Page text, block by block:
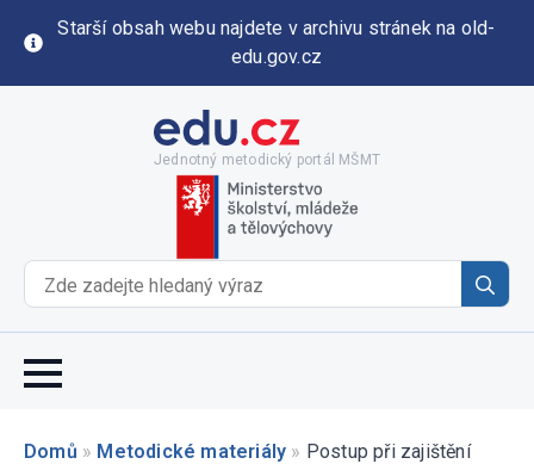
Starší obsah webu najdete v archivu stránek na old-
edu.gov.cz
Jednotný metodický portál MŠMT
for:
Domů » Metodické materiály » Postup při zajištění